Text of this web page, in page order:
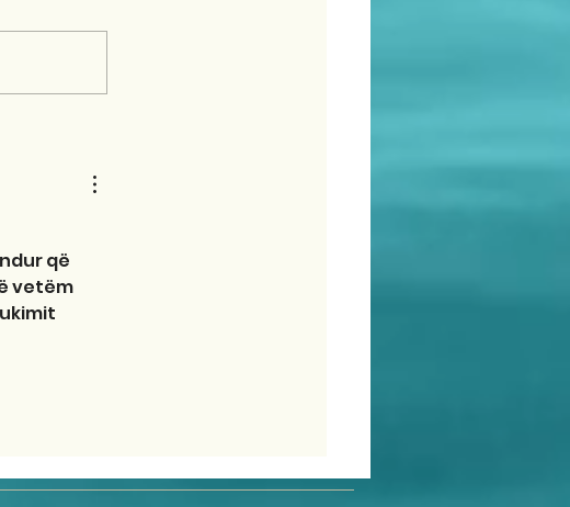
që
vetëm